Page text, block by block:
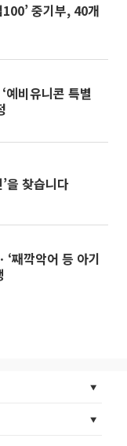
중기부, 40개
예비유니콘 특별
을 찾습니다
‘째깍악어 등 아기